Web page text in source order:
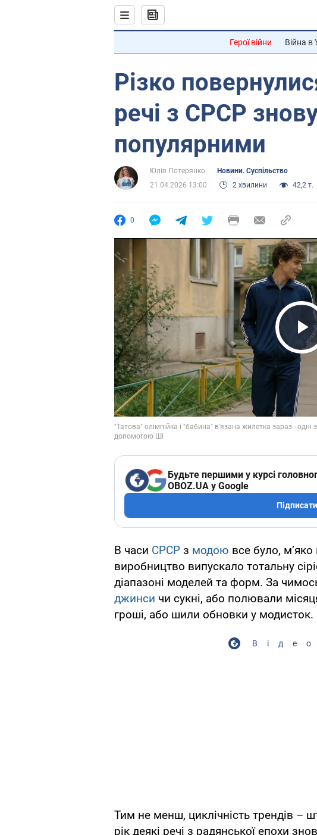
Герої війни Війна в
Різко
речі з СРСР
популярними
Юлія Потерянко
Новини. Суспільство
21.04.2026 13:00
2 хвилини 42,2 т.
0
Будьте першими у курсі
OBOZ.UA у Google
В часи СРСР з модою все було,
виробництво випускало тотальну
діапазоні моделей та форм. За
джинси чи сукні, або полювали
гроші, або шили обновки у модисток.
Тим не менш, циклічність трендів –
рік деякі речі з радянської епохи